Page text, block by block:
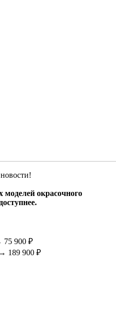
окрасочного
75 900 ₽
→ 189 900 ₽